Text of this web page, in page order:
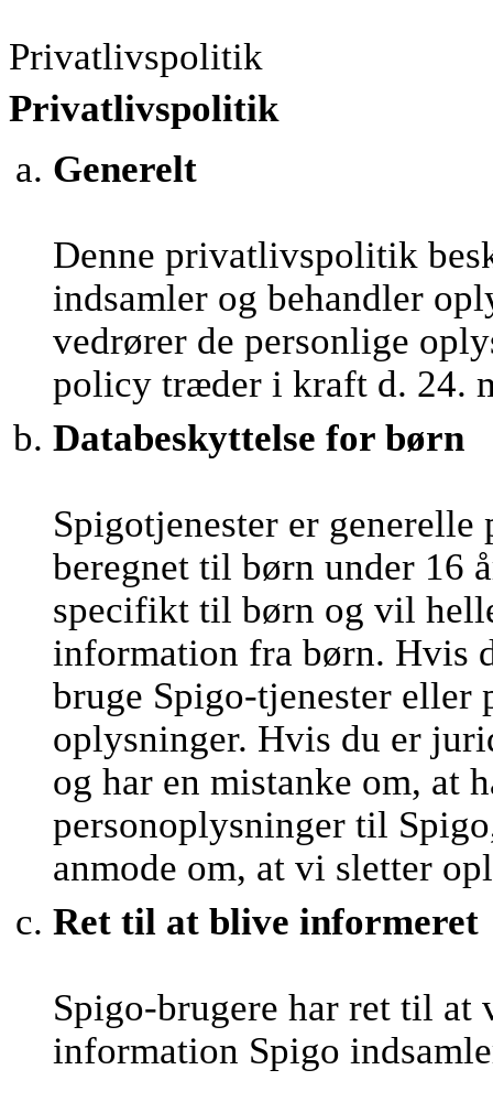
Privatlivspolitik
Privatlivspolitik
Generelt
Denne privatlivspolitik
indsamler og behandler
vedrører de personlige
policy træder i kraft d. 24.
Databeskyttelse for børn
Spigotjenester er
beregnet til børn under 16
specifikt til børn og vil
information fra børn. Hvis
bruge Spigo-tjenester eller
oplysninger. Hvis du er
og har en mistanke om, at
personoplysninger til
anmode om, at vi sletter
Ret til at blive informeret
Spigo-brugere har ret til
information Spigo